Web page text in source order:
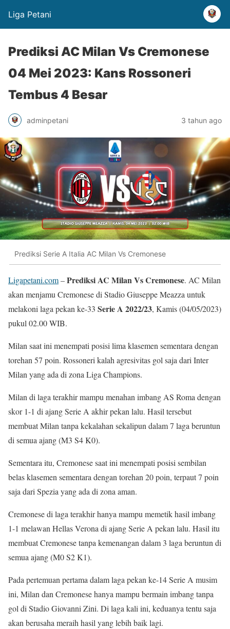
Liga Petani
Prediksi AC Milan Vs Cremonese
04 Mei 2023: Kans Rossoneri
Tembus 4 Besar
adminpetani 3 tahun ago
Prediksi Serie A Italia AC Milan Vs Cremonese
Ligapetani.com–Prediksi AC Milan Vs Cremonese. AC Milan
akan menjamu Cremonese di Stadio Giuseppe Meazza untuk
melakoni laga pekan ke-33 Serie A 2022/23, Kamis (04/05/2023)
pukul 02.00 WIB.
Milan saat ini menempati posisi lima klasemen sementara dengan
torehan 57 poin. Rossoneri kalah agresivitas gol saja dari Inter
Milan yang ada di zona Liga Champions.
Milan di laga terakhir mampu menahan imbang AS Roma dengan
skor 1-1 di ajang Serie A akhir pekan lalu. Hasil tersebut
membuat Milan tanpa kekalahan sekalipun dalam 7 laga beruntun
di semua ajang (M3 S4 K0).
Sementara itu, Cremonese saat ini menempati posisi sembilan
belas klasemen sementara dengan torehan 20 poin, terpaut 7 poin
saja dari Spezia yang ada di zona aman.
Cremonese di laga terakhir hanya mampu memetik hasil imbang
1-1 melawan Hellas Verona di ajang Serie A pekan lalu. Hasil itu
membuat Cremonese tanpa kemenangan dalam 3 laga beruntun di
semua ajang (M0 S2 K1).
Pada pertemuan pertama dalam laga pekan ke-14 Serie A musim
ini, Milan dan Cremonese hanya mampu bermain imbang tanpa
gol di Stadio Giovanni Zini. Di laga kali ini, keduanya tentu saja
akan berusaha meraih hasil yang lebih baik lagi.